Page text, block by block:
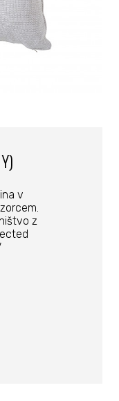
v
z